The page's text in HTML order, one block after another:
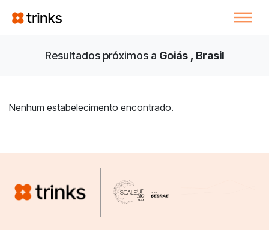
Resultados próximos a Goiás , Brasil
Nenhum estabelecimento encontrado.